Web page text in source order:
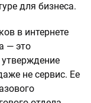
для бизнеса.
в интернете
— это
не сервис. Ее